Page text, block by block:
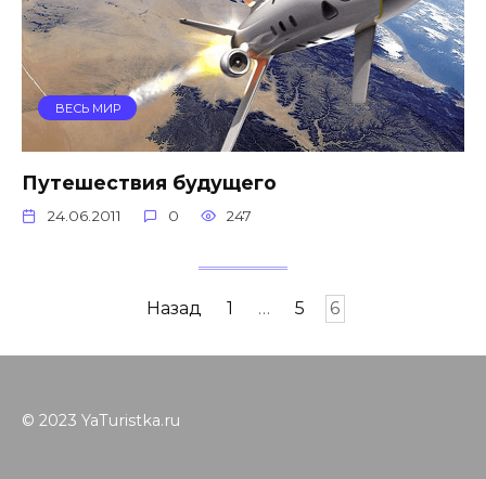
ВЕСЬ МИР
Путешествия будущего
24.06.2011 0 247
записям
Назад 1 … 5 6
© 2023 YaTuristka.ru